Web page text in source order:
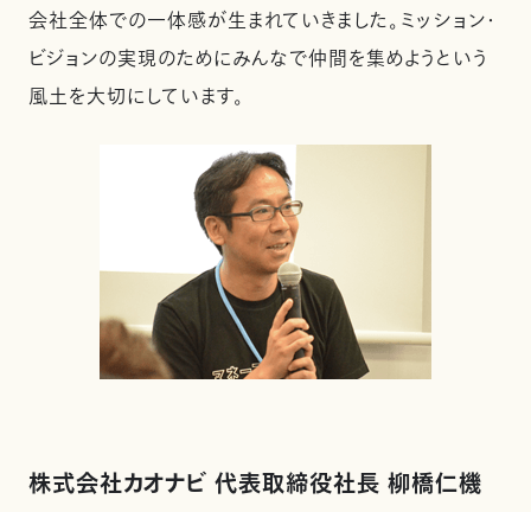
会社全体での一体感が生まれていきました。ミッション・
ビジョンの実現のためにみんなで仲間を集めようという
風土を大切にしています。
株式会社カオナビ 代表取締役社長 柳橋仁機